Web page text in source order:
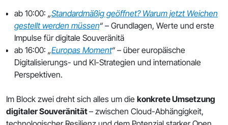
ab 10:00: „Standardmäßig geöffnet? Warum jetzt Weichen
gestellt werden müssen“ – Grundlagen, Werte und erste
Impulse für digitale Souveränitä
ab 16:00: „Europas Moment“ – über europäische
Digitalisierungs- und KI-Strategien und internationale
Perspektiven.
Im Block zwei dreht sich alles um die konkrete Umsetzung
digitaler Souveränität– zwischen Cloud-Abhängigkeit,